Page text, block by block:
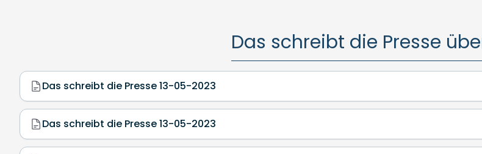
Das schreibt die Presse
Das schreibt die Presse 13-05-2023
Das schreibt die Presse 13-05-2023